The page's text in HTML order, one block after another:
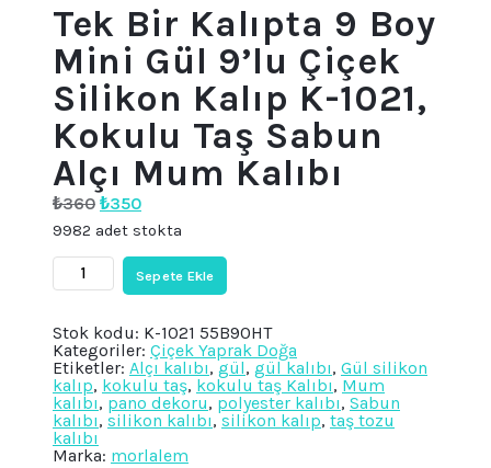
Tek Bir Kalıpta 9 Boy
Mini Gül 9’lu Çiçek
Silikon Kalıp K-1021,
Kokulu Taş Sabun
Alçı Mum Kalıbı
₺360 Orijinal
fiyat:
₺360.
₺350Şu
andaki
fiyat:
₺350.
9982 adet stokta
Tek
Boy
Mini
Gül
9'lu
Çiçek
Silikon
Kalıp
K-
Sepete Ekle
Stok kodu: K-1021 55B90HT
Kategoriler: Çiçek Yaprak Doğa
Etiketler: Alçı kalıbı,gül, gül kalıbı, Gül silikon
kalıp, kokulu taş, kokulu taş Kalıbı, Mum
kalıbı, pano dekoru, polyester kalıbı, Sabun
kalıbı, silikon kalıbı,silikon kalıp, taş tozu
kalıbı
Marka: morlalem